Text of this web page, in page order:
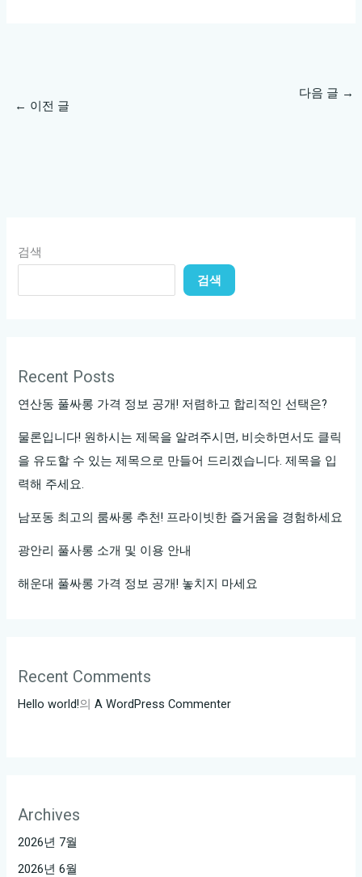
← 이전 글
다음 글 →
검색
검색
Recent Posts
연산동 풀싸롱 가격 정보 공개! 저렴하고 합리적인 선택은?
물론입니다! 원하시는 제목을 알려주시면, 비슷하면서도 클릭
을 유도할 수 있는 제목으로 만들어 드리겠습니다. 제목을 입
력해 주세요.
남포동 최고의 룸싸롱 추천! 프라이빗한 즐거움을 경험하세요
광안리 풀사롱 소개 및 이용 안내
해운대 풀싸롱 가격 정보 공개! 놓치지 마세요
Recent Comments
Hello world!의A WordPress Commenter
Archives
2026년 7월
2026년 6월